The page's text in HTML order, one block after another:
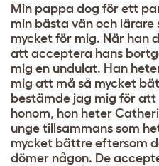
Min pappa dog för ett
min bästa vän och
mycket för mig. När han
att acceptera hans
mig en undulat. Han
mig att må så mycket
bestämde jag mig för att
honom, hon heter
unge tillsammans som
mycket bättre eftersom
dömer någon. De